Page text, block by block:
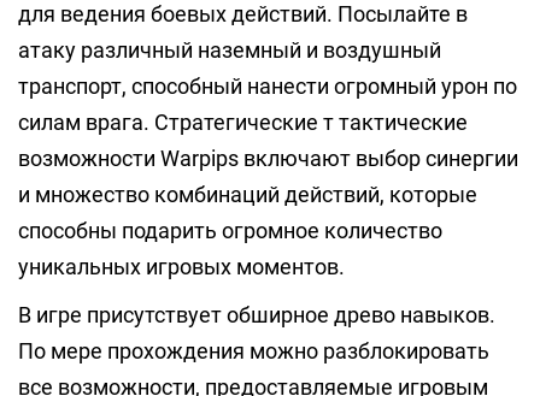
для ведения боевых действий. Посылайте в
атаку различный наземный и воздушный
транспорт, способный нанести огромный урон по
силам врага. Стратегические т тактические
возможности Warpips включают выбор синергии
и множество комбинаций действий, которые
способны подарить огромное количество
уникальных игровых моментов.
В игре присутствует обширное древо навыков.
По мере прохождения можно разблокировать
все возможности, предоставляемые игровым